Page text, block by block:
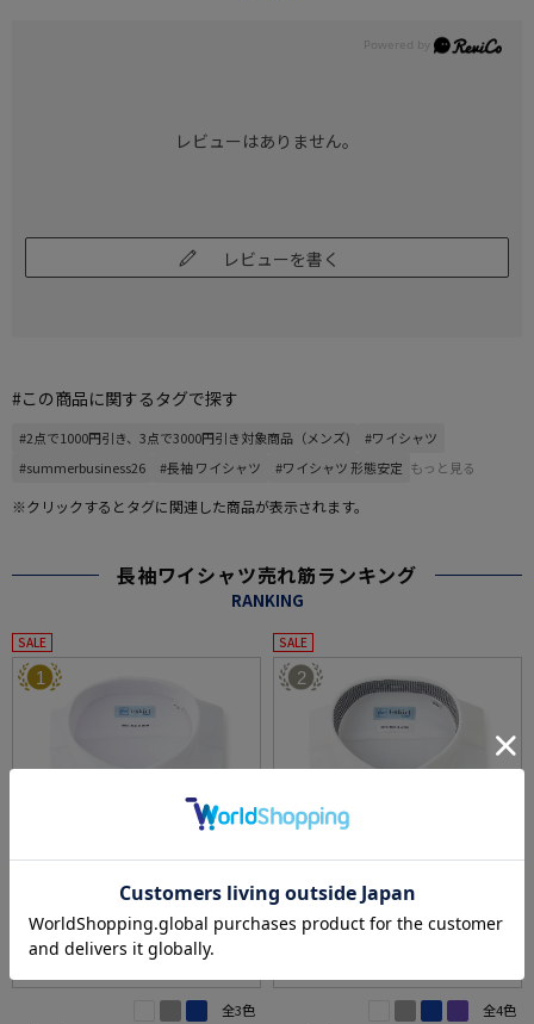
レビューはありません。
レビューを書く
#この商品に関するタグで探す
#2点で1000円引き、3点で3000円引き対象商品（メンズ)
#ワイシャツ
#summerbusiness26
#長袖 ワイシャツ #ワイシャツ 形態安定 もっと見る
※クリックするとタグに関連した商品が表示されます。
長袖ワイシャツ売れ筋ランキング
RANKING
SALE
1
全3色
SALE
2
全4色